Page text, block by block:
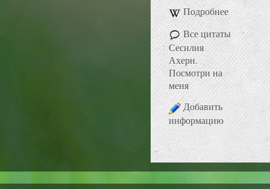
Подробнее
Все цитаты
Сесилия
Ахерн.
Посмотри на
меня
Добавить
информацию